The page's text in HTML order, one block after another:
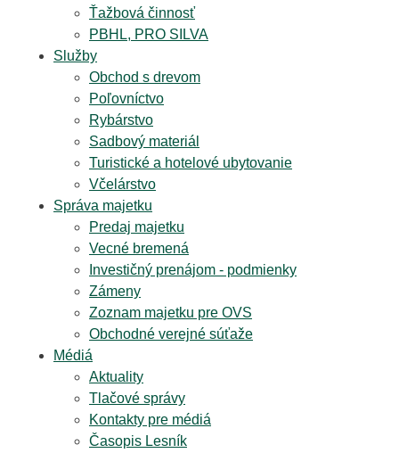
Ťažbová činnosť
PBHL, PRO SILVA
Služby
Obchod s drevom
Poľovníctvo
Rybárstvo
Sadbový materiál
Turistické a hotelové ubytovanie
Včelárstvo
Správa majetku
Predaj majetku
Vecné bremená
Investičný prenájom - podmienky
Zámeny
Zoznam majetku pre OVS
Obchodné verejné súťaže
Médiá
Aktuality
Tlačové správy
Kontakty pre médiá
Časopis Lesník